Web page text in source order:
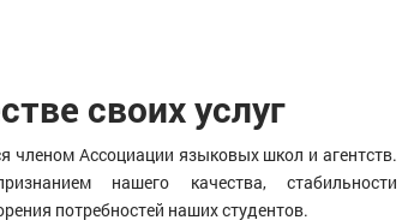
своих услуг
членом Ассоциации языковых школ и агентств.
нашего качества, стабильности
потребностей наших студентов.